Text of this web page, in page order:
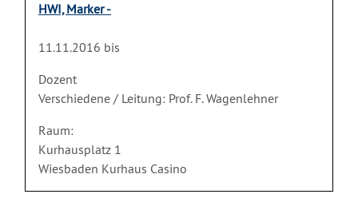
HWI, Marker -
11.11.2016 bis
Dozent
Verschiedene / Leitung: Prof. F. Wagenlehner
Raum:
Kurhausplatz 1
Wiesbaden Kurhaus Casino